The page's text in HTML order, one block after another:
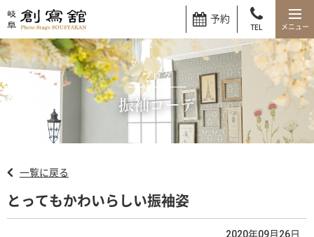
予約
TEL
ブログ
振袖コーデ
一覧に戻る
とってもかわいらしい振袖姿
2020年09月26日